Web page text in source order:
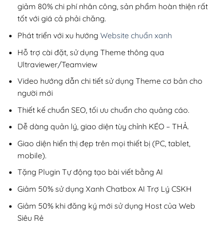
giảm 80% chi phí nhân công, sản phẩm hoàn thiện rất
tốt với giá cả phải chăng.
Phát triển với xu hướng Website chuẩn xanh
Hỗ trợ cài đặt, sử dụng Theme thông qua
Ultraviewer/Teamview
Video hướng dẫn chi tiết sử dụng Theme cơ bản cho
người mới
Thiết kế chuẩn SEO, tối ưu chuẩn cho quảng cáo.
Dễ dàng quản lý, giao diện tùy chỉnh KÉO – THẢ.
Giao diện hiển thị đẹp trên mọi thiết bị (PC, tablet,
mobile).
Tặng Plugin Tự động tạo bài viết bằng AI
Giảm 50% sử dụng Xanh Chatbox AI Trợ Lý CSKH
Giảm 50% khi đăng ký mới sử dụng Host của Web
Siêu Rẻ